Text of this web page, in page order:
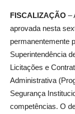
FISCALIZAÇÃO –
aprovada nesta
permanentemente
Superintendência
Licitações e
Administrativa
Segurança
competências. O